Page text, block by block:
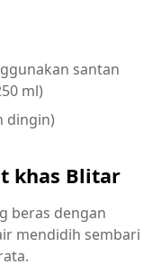
santan
ml)
dingin)
khas Blitar
beras dengan
mendidih sembari